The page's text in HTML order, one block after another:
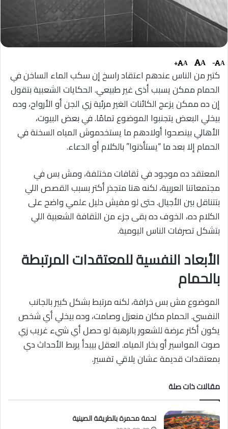
A
-
A
A
+
كتير من الناس عندهم اعتقاد راسخ إن سكب الماء الساخن في
الحمام ممكن يسبب أذى غير طبيعي. الحكايات الشعبية بتقول
إن ده ممكن يزعج الكائنات الغير مرئية زي الجن أو الأرواح، وده
بيخلي البعض يتجنبوا الموضوع تمامًا. في بعض البيوت،
الأهالي بينصحوا أولادهم ما يستخدموش المياه السخنة في
الحمام إلا بعد ما “يستأذنوا” بالكلام أو الدعاء.
المعتقد ده موجود في ثقافات مختلفة، ومش بس في
مجتمعاتنا العربية، لكنه هنا متجذر أكتر بسبب القصص اللي
بتتناقل بين الأجيال. حتى لو مفيش دليل علمي واضح على
الكلام ده، الخوف ده بقى جزء من الثقافة الشعبية اللي
بتشكل تصرفات الناس اليومية.
الأبعاد النفسية للمعتقدات المرتبطة
بالحمام
الموضوع مش بس خرافة، لكنه مرتبط بشكل كبير بالجانب
النفسي. الحمام مكان منعزل وصامت، وده بيخلي أي شخص
يكون أكتر عرضة للشعور بالرهبة لو حصل أي شيء غريب زي
صوت المواسير أو بخار المياه. العقل بيبدأ يربط الأحداث دي
بمعتقدات قديمة عشان يلاقي تفسير.
مقالات ذات صلة
لحمة محمرة بالطريقة الصينية